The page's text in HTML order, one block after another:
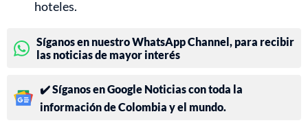
hoteles.
Síganos en nuestro WhatsApp Channel, para recibir
las noticias de mayor interés
✔️ Síganos en Google Noticias con toda la
información de Colombia y el mundo.